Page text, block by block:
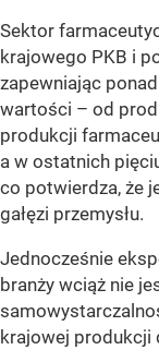
Sektor
krajowego PKB i
zapewniając
wartości – od
produkcji
a w ostatnich
co potwierdza, że
gałęzi przemysłu.
Jednocześnie
branży wciąż nie
krajowej produkcji